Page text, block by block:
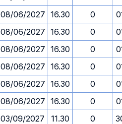
08/06/2027 16.30 0
08/06/2027 16.30 0
08/06/2027 16.30 0
08/06/2027 16.30 0
08/06/2027 16.30 0
08/06/2027 16.30 0
03/09/2027 11.30 0